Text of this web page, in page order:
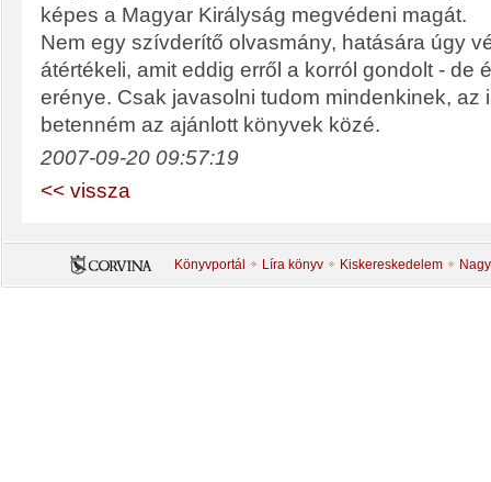
képes a Magyar Királyság megvédeni magát.
Nem egy szívderítő olvasmány, hatására úgy
átértékeli, amit eddig erről a korról gondolt - de
erénye. Csak javasolni tudom mindenkinek, az
betenném az ajánlott könyvek közé.
2007-09-20 09:57:19
<< vissza
Könyvportál Líra könyv Kiskereskedelem